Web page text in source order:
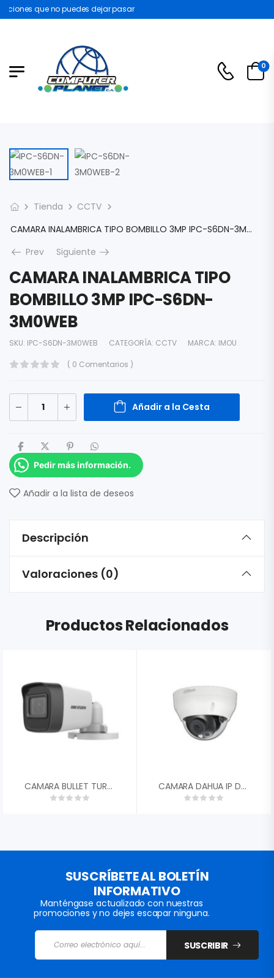
que no puedes dejar pasar
0
Tienda
CCTV
CAMARA INALAMBRICA TIPO BOMBILLO 3MP IPC-S6DN-3M0WEB
Prev
Siguiente
CAMARA INALAMBRICA TIPO
BOMBILLO 3MP IPC-S6DN-
3M0WEB
SKU: IPC-S6DN-3M0WEB CATEGORÍA: CCTV MARCA: IMOU
( 0 Comentarios )
Añadir a la Cesta
Pedir más información.
Añadir a la lista de deseos
Descripción
Valoraciones (0)
Productos Relacionados
CAMARA BULLET TURBO HD HIKVISION 2MP 1080P 2.8MM CON AUDIO EXIR LEDS 25MTS SAMRT IR IP67 DS-2CE16D0T-ITPFS CAMARA DAHUA IP DOMO PLASTICO 2MP 30FPS LENTE MOTORIZADA. 2,8 – 12MM FOV 105░ – 33░ DWDR IR 40M H.265+ POE IP67 DH-IPC-HDPW1230R1N-ZS-2812-S5
SUSCRÍBETE AL BOLETÍN
INFORMATIVO
Manténgase actualizado con nuestras
promociones y no dejes escapar ninguna.
SUSCRIBIR